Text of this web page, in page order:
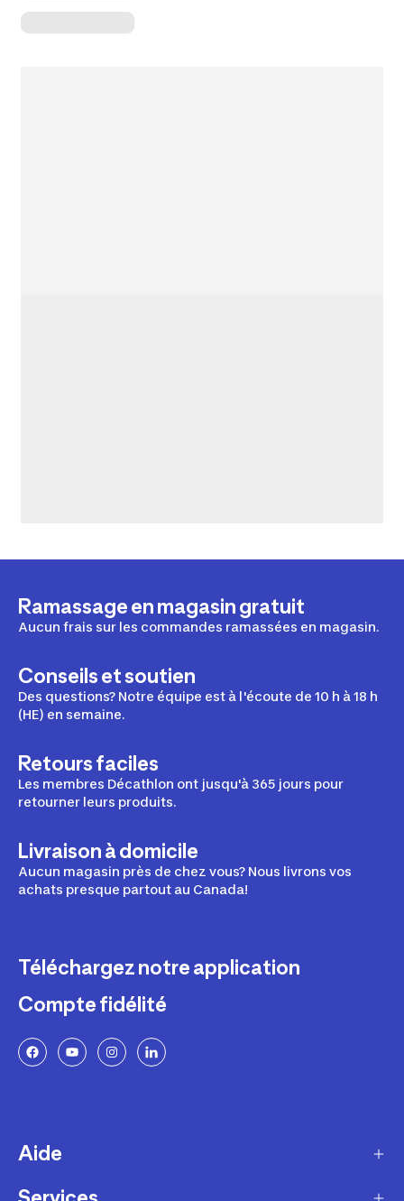
Ramassage en magasin gratuit
Aucun frais sur les commandes ramassées en magasin.
Conseils et soutien
Des questions? Notre équipe est à l'écoute de 10 h à 18 h
(HE) en semaine.
Retours faciles
Les membres Décathlon ont jusqu'à 365 jours pour
retourner leurs produits.
Livraison à domicile
Aucun magasin près de chez vous? Nous livrons vos
achats presque partout au Canada!
Téléchargez notre application
Compte fidélité
Aide